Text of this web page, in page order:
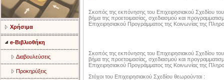
Χρήσιμα
e-Βιβλιοθήκη
Διαβουλεύσεις
Προκηρύξεις
Σκοπός της εκπόνησης του Επιχειρησιακού Σχεδίου
βήμα της προετοιμασίας, σχεδιασμού και
Επιχειρησιακού Προγράμματος της Κοινωνίας της
Σκοπός της εκπόνησης του Επιχειρησιακού Σχεδίου
βήμα της προετοιμασίας, σχεδιασμού και
Επιχειρησιακού Προγράμματος της Κοινωνίας της
Στόχοι του Επιχειρησιακού Σχεδίου θεωρούνται :